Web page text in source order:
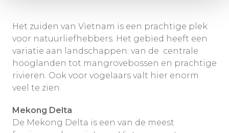
Het zuiden van Vietnam is een prachtige plek
voor natuurliefhebbers. Het gebied heeft een
variatie aan landschappen: van de centrale
hooglanden tot mangrovebossen en prachtige
rivieren. Ook voor vogelaars valt hier enorm
veel te zien.
Mekong Delta
De Mekong Delta is een van de meest